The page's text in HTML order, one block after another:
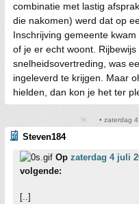
combinatie met lastig
die nakomen) werd dat op
Inschrijving gemeente
of je er echt woont.
snelheidsovertreding, was
ingeleverd te krijgen. Maar
hielden, dan kon je het ter
• zaterdag
Steven184
Op zaterdag 4 juli
volgende:
[..]